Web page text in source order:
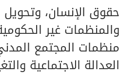
حقوق الإنسان، وتحويل
والمنظمات غير
منظمات المجتمع
العدالة الاجتماعية